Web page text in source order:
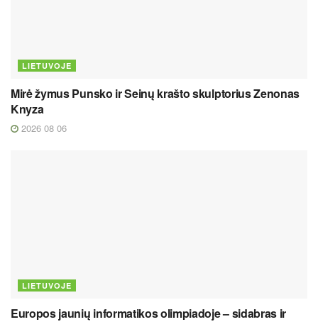
LIETUVOJE
Mirė žymus Punsko ir Seinų krašto skulptorius Zenonas
Knyza
2026 08 06
LIETUVOJE
Europos jaunių informatikos olimpiadoje – sidabras ir